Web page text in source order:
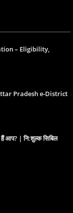
– Eligibility,
Pradesh e-District
आप? | नि:शुल्क सिबिल